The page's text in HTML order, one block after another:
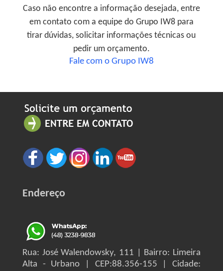
Caso não encontre a informação desejada, entre
em contato com a equipe do Grupo IW8 para
tirar dúvidas, solicitar informações técnicas ou
pedir um orçamento.
Fale com o Grupo IW8
Endereço
Rua: José Walendowsky, 111 | Bairro: Limeira
Alta - Urbano | CEP:88.356-155 | Cidade: